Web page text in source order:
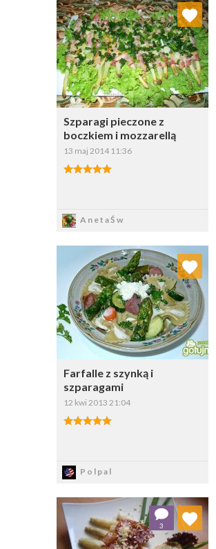
Szparagi pieczone z
boczkiem i mozzarellą
13 maj 2014 11:36
AnetaŚw
Dodaj do ulubionych
Wybierz listę:
Farfalle z szynką i
szparagami
12 kwi 2013 21:04
Polpal
Dodaj do ulubionych
Wybierz listę:
3
Dodaj do ulubionych
Wybierz listę: